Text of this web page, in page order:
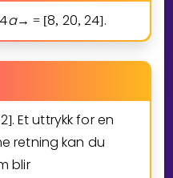
4a→ = [8, 20, 24].
2]. Et uttrykk for en
retning kan du
blir